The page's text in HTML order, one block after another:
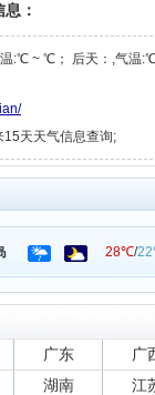
：
:℃ ~ ℃； 后天：,气温
天天气信息查询;
28℃/
广东
广
湖南
江